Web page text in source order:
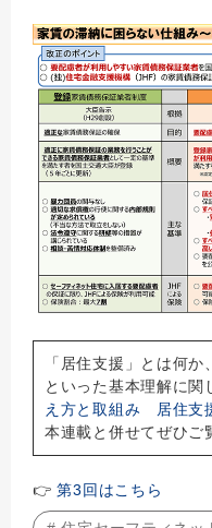
「居住支援」とは何
といった基本理解に関
え方と取組み 居住支
本連載と併せてぜひご
👉第3回はこちら